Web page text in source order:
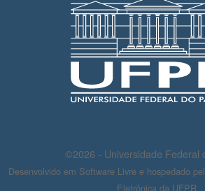
©2026 - Universidade Federal
Desenvolvido em Software Livre e hospedado
Eletrônica da UFPR